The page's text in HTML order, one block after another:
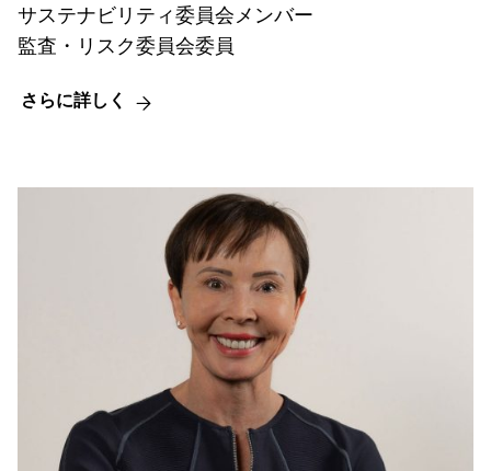
サステナビリティ委員会メンバー
監査・リスク委員会委員
さらに詳しく